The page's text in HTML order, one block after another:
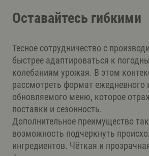
Оставайтесь гибкими
Тесное сотрудничество с
быстрее адаптироваться к
колебаниям урожая. В этом
рассмотреть формат ежедневного
обновляемого меню, которое
поставки и сезонность.
Дополнительное преимущество
возможность подчеркнуть
ингредиентов. Чёткая и